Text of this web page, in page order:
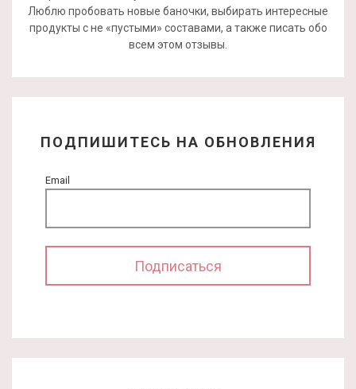
Люблю пробовать новые баночки, выбирать интересные
продукты с не «пустыми» составами, а также писать обо
всем этом отзывы.
ПОДПИШИТЕСЬ НА ОБНОВЛЕНИЯ
Email